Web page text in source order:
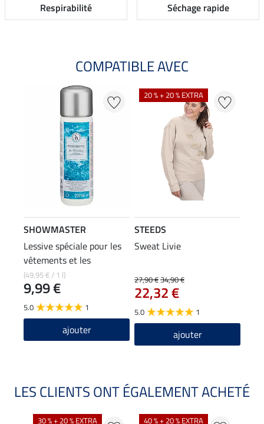
Respirabilité Séchage rapide
COMPATIBLE AVEC
SHOWMASTER
Lessive spéciale pour les
vêtements et les
pantalons d'équitation
(49,95 € / 1 l)
9,99 €
5.0 1
ajouter
20 % + 20 % EXTRA
STEEDS
Sweat Livie
27,90 €34,90 €
22,32 €
5.0 1
ajouter
LES CLIENTS ONT ÉGALEMENT ACHETÉ
30 % + 20 % EXTRA 40 % + 20 % EXTRA